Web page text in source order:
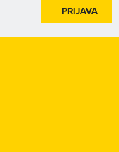
PRIJAVA